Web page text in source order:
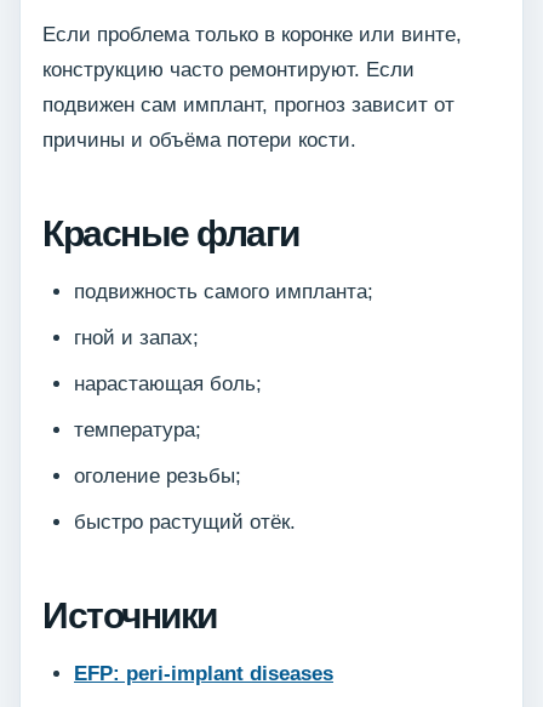
Если проблема только в коронке или винте,
конструкцию часто ремонтируют. Если
подвижен сам имплант, прогноз зависит от
причины и объёма потери кости.
Красные флаги
подвижность самого импланта;
гной и запах;
нарастающая боль;
температура;
оголение резьбы;
быстро растущий отёк.
Источники
EFP: peri-implant diseases